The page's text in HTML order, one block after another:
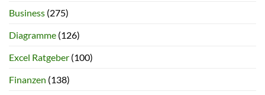
Business (275)
Diagramme (126)
Excel Ratgeber (100)
Finanzen (138)